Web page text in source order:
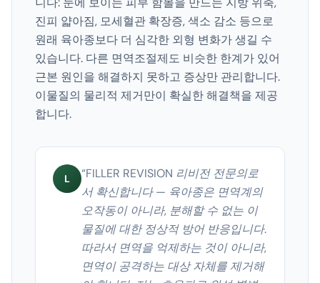
진피 얇아짐, 모세혈관 확장증, 색소 감소 등으로
원래 육아종보다 더 심각한 외형 변화가 생길 수
있습니다. 다른 면역조절제도 비슷한 한계가 있어
근본 원인을 해결하지 못하고 증상만 관리합니다.
이물질의 물리적 제거만이 확실한 해결책을 제공
합니다.
L “FILLER REVISION 리비전 전문의로
서 확신합니다 — 육아종은 면역계의
오작동이 아니라, 분해할 수 없는 이
물질에 대한 정상적 방어 반응입니다.
따라서 면역을 억제하는 것이 아니라,
면역이 공격하는 대상 자체를 제거해